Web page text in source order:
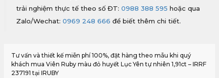
trải nghiệm thực tế theo số ĐT: 0988 388 595 hoặc qua
Zalo/Wechat: 0969 248 666 để biết thêm chi tiết.
Tư vấn và thiết kế miễn phí 100%, đặt hàng theo mẫu khi quý
khách mua Viên Ruby màu đỏ huyết Lục Yên tự nhiên 1,91ct – IRRF
237191 tại IRUBY